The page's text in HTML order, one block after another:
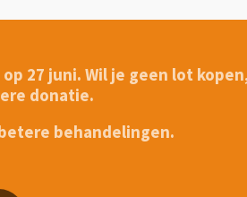
27 juni. Wil je geen lot
donatie.
behandelingen.